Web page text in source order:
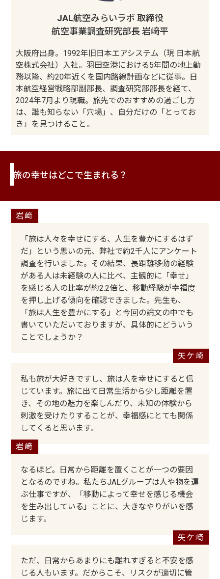
JAL航空みらいラボ 取締役
航空事業調査研究部長 岩﨑平
大阪府出身。1992年旧日本エアシステム（現 日本航
空株式会社）入社。羽田空港における5年間の地上勤
務以降、約20年近くを国内路線計画などに従事。日
本航空経営戦略部副部長、調査研究部部長を経て、
2024年7月より現職。旅先でのおすすめの過ごし方
は、誰も知らない「穴場」、自分だけの「とってお
き」を見つけること。
旅の幸せはどこで生まれる？
「旅は人々を幸せにする、人生を豊かにするはず
だ」という思いの元、弊社で約2千人にアンケート
調査を行いました。その結果、長距離移動の経験
がある人は未経験の人に比べ、主観的に「幸せ」
を感じる人の比率が約2.2倍と、移動経験が幸福度
を押し上げる傾向を確認できました。先生も、
「旅は人生を豊かにする」と今回の論文の中でも
書いていただいておりますが、具体的にどういう
ことでしょうか？
私も旅が大好きですし、旅は人を幸せにすると信
じています。旅に出て日常生活から少し距離を置
き、その地の魅力を楽しんだり、未知の体験から
刺激を受けたりすることが、幸福感にとても関係
してくると思います。
なるほど。日常から距離を置くことが一つの要因
となるのですね。私たちJALグループは人や物を運
ぶ仕事ですが、「移動によって幸せを感じる機会
を生み出している」ことに、大きなやりがいを感
じます。
ただ、日常からあまりにも離れすぎると不安を感
じる人もいます。だからこそ、リスクが適切に管